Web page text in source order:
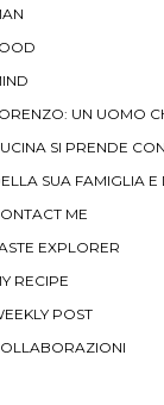
UN UOMO
SI PRENDE
SUA FAMIGLIA E
ME
EXPLORER
RECIPE
POST